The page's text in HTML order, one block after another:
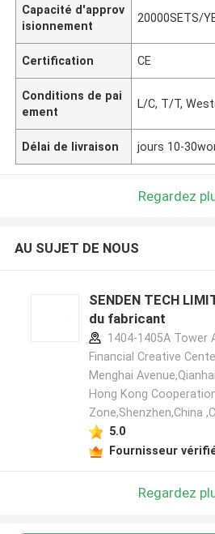
Capacité d'approv
isionnement
20000SETS/
Certification CE
Conditions de pai
ement
L/C, T/T,
Délai de livraison jours 10-
Regardez
AU SUJET DE NOUS
SENDEN TECH
du fabricant
1404-1405A Tower
Financial Creative
Menghai
Hong Kong
Zone,Shenzhen,China
5.0
Fournisseur
Regardez